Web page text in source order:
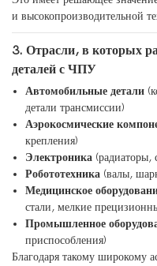
и высокопроизводительной
3. Отрасли, в которых
деталей с ЧПУ
Автомобильные детали
детали трансмиссии)
Аэрокосмические
крепления)
Электроника(радиаторы,
Робототехника(валы,
Медицинское
стали, мелкие
Промышленное
приспособления)
Благодаря такому широкому